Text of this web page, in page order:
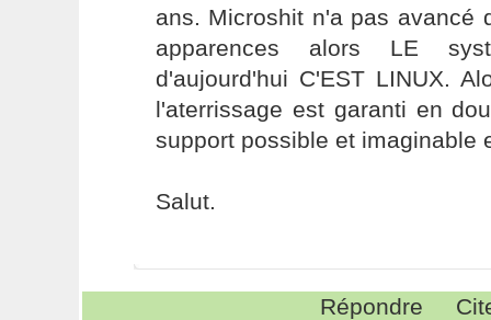
ans. Microshit n'a pas avancé
apparences alors LE
d'aujourd'hui C'EST LINUX.
l'aterrissage est garanti en
support possible et imaginable
Salut.
Répondre